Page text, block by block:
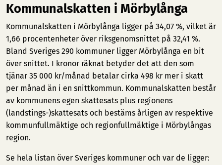
Kommunalskatten i Mörbylånga
Kommunalskatten i Mörbylånga ligger på 34,07 %, vilket är
1,66 procentenheter över riksgenomsnittet på 32,41 %.
Bland Sveriges 290 kommuner ligger Mörbylånga en bit
över snittet. I kronor räknat betyder det att den som
tjänar 35 000 kr/månad betalar cirka 498 kr mer i skatt
per månad än i en snittkommun. Kommunalskatten består
av kommunens egen skattesats plus regionens
(landstings-)skattesats och bestäms årligen av respektive
kommunfullmäktige och regionfullmäktige i Mörbylångas
region.
Se hela listan över Sveriges kommuner och var de ligger: